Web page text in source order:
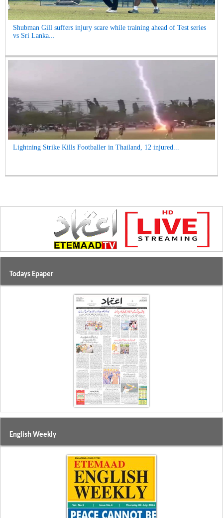
Shubman Gill suffers injury scare while training ahead of Test series
vs Sri Lanka...
Lightning Strike Kills Footballer in Thailand, 12 injured...
Todays Epaper
English Weekly